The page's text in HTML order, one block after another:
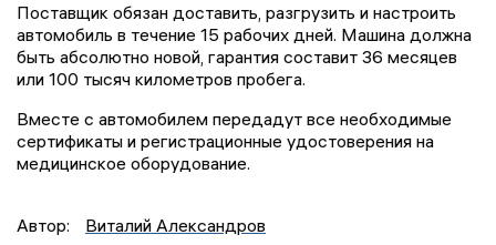
Поставщик обязан доставить, разгрузить и настроить
автомобиль в течение 15 рабочих дней. Машина должна
быть абсолютно новой, гарантия составит 36 месяцев
или 100 тысяч километров пробега.
Вместе с автомобилем передадут все необходимые
сертификаты и регистрационные удостоверения на
медицинское оборудование.
Автор: Виталий Александров